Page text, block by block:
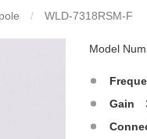
/ WLD-7318RSM-F
Model
Gain